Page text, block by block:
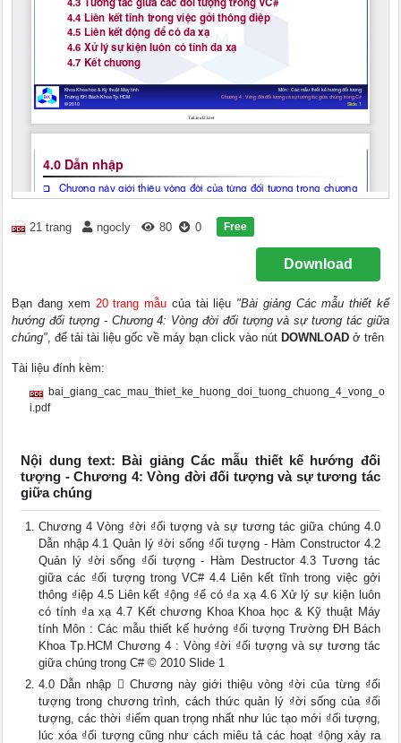
21 trang ngocly 80 0 Free
Download
Bạn đang xem 20 trang mẫu của tài liệu "Bài giảng Các mẫu thiết kế
hướng đối tượng - Chương 4: Vòng đời đối tượng và sự tương tác giữa
chúng", để tải tài liệu gốc về máy bạn click vào nút DOWNLOAD ở trên
Tài liệu đính kèm:
bai_giang_cac_mau_thiet_ke_huong_doi_tuong_chuong_4_vong_o
i.pdf
Nội dung text: Bài giảng Các mẫu thiết kế hướng đối
tượng - Chương 4: Vòng đời đối tượng và sự tương tác
giữa chúng
Chương 4 Vòng ₫ời ₫ối tượng và sự tương tác giữa chúng 4.0
Dẫn nhập 4.1 Quản lý ₫ời sống ₫ối tượng - Hàm Constructor 4.2
Quản lý ₫ời sống ₫ối tượng - Hàm Destructor 4.3 Tương tác
giữa các ₫ối tượng trong VC# 4.4 Liên kết tĩnh trong việc gởi
thông ₫iệp 4.5 Liên kết ₫ộng ₫ể có ₫a xạ 4.6 Xử lý sự kiện luôn
có tính ₫a xạ 4.7 Kết chương Khoa Khoa học & Kỹ thuật Máy
tính Môn : Các mẫu thiết kế hướng ₫ối tượng Trường ĐH Bách
Khoa Tp.HCM Chương 4 : Vòng ₫ời ₫ối tượng và sự tương tác
giữa chúng trong C# © 2010 Slide 1
4.0 Dẫn nhập  Chương này giới thiệu vòng ₫ời của từng ₫ối
tượng trong chương trình, cách thức quản lý ₫ời sống của ₫ối
tượng, các thời ₫iểm quan trọng nhất như lúc tạo mới ₫ối tượng,
lúc xóa ₫ối tượng cũng như cách miêu tả các hoạt ₫ộng xảy ra